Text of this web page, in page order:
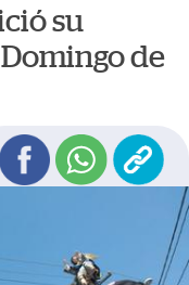
su
de